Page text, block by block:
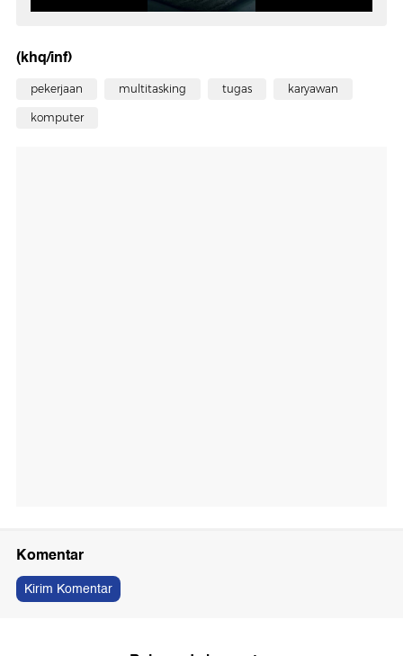
(khq/inf)
pekerjaan multitasking tugas karyawan
komputer
Komentar
Kirim Komentar